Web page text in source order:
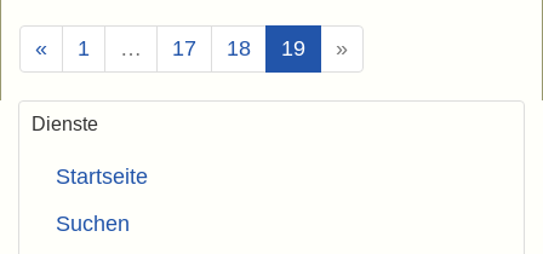
« 1 … 17 18 19(Aktuell)
»
Dienste
Startseite
Suchen